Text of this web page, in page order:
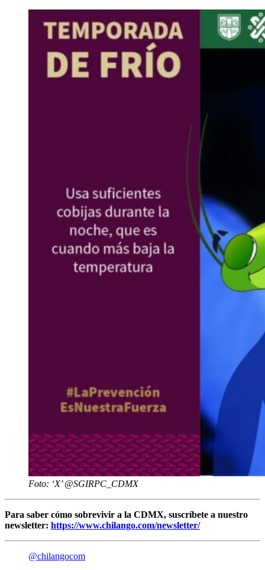
Foto: ‘X’ @SGIRPC_CDMX
Para saber cómo sobrevivir a la CDMX, suscríbete a nuestro
newsletter: https://www.chilango.com/newsletter/
@chilangocom